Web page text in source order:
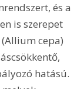
és a
is szerepet
cepa)
hatású.